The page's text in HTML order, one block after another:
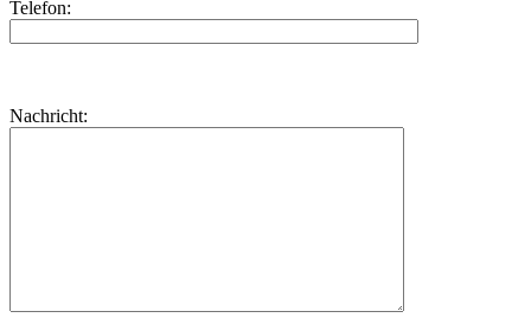
Telefon:
dieses
lasse
Nachricht: